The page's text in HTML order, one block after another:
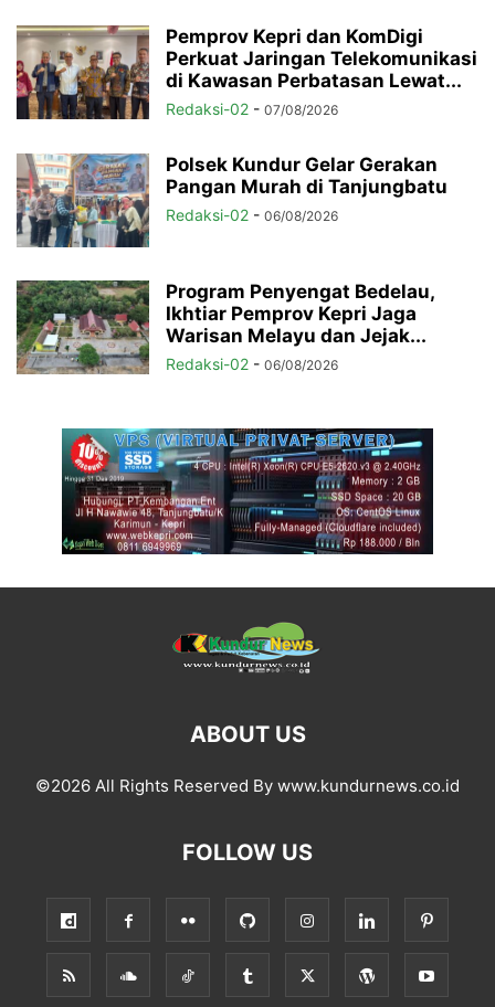
Pemprov Kepri dan KomDigi
Perkuat Jaringan Telekomunikasi
di Kawasan Perbatasan Lewat...
Redaksi-02 - 07/08/2026
Polsek Kundur Gelar Gerakan
Pangan Murah di Tanjungbatu
Redaksi-02 - 06/08/2026
Program Penyengat Bedelau,
Ikhtiar Pemprov Kepri Jaga
Warisan Melayu dan Jejak...
Redaksi-02 - 06/08/2026
ABOUT US
©2026 All Rights Reserved By www.kundurnews.co.id
FOLLOW US